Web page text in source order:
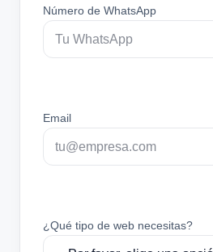
Número de WhatsApp
Email
¿Qué tipo de web necesitas?